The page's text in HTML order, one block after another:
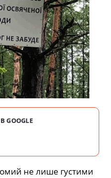
не лише густими